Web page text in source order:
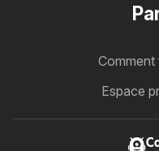
Comment
Espace